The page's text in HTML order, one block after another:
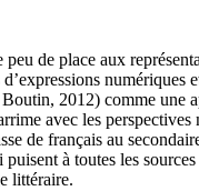
de place aux
numériques
2012) comme une
avec les
français au
à toutes les
littéraire.